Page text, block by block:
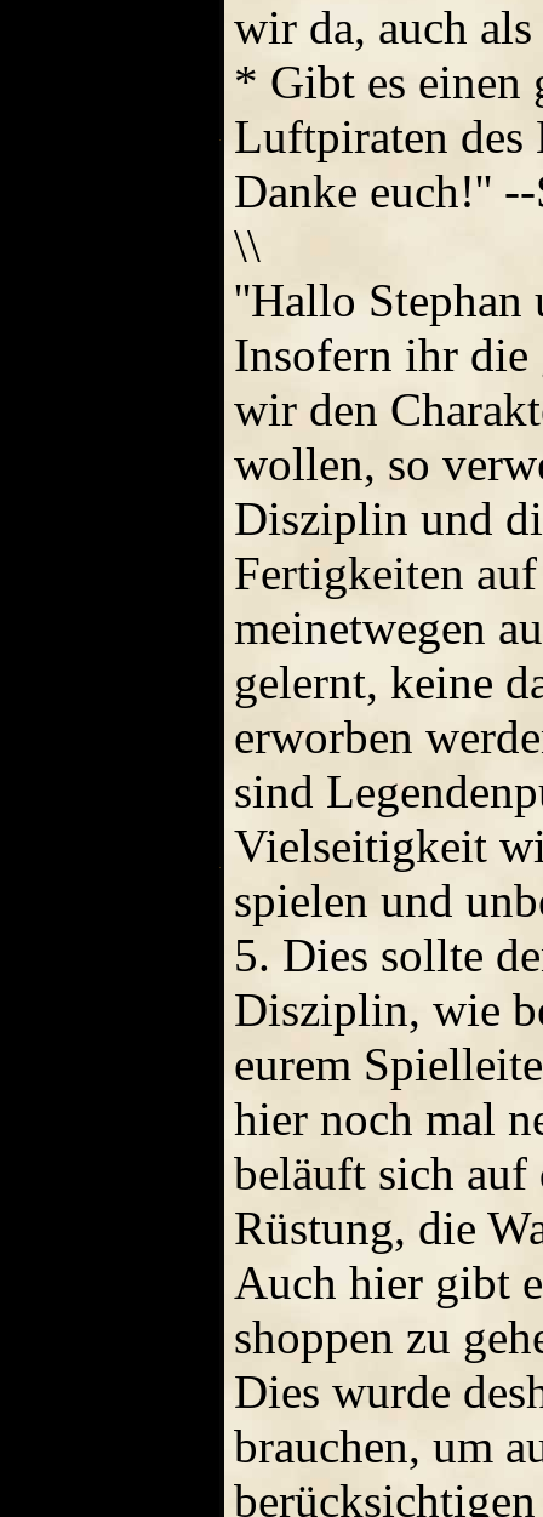
wir da, auch
* Gibt es einen
Luftpiraten des
Danke euch!''
\\
''Hallo Stephan
Insofern ihr die
wir den
wollen, so
Disziplin und
Fertigkeiten
meinetwegen
gelernt, keine
erworben
sind
Vielseitigkeit
spielen und
5. Dies sollte
Disziplin, wie
eurem
hier noch mal
beläuft sich auf
Rüstung, die
Auch hier gibt
shoppen zu
Dies wurde
brauchen, um